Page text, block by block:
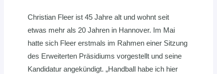
Christian Fleer ist 45 Jahre alt und wohnt seit
etwas mehr als 20 Jahren in Hannover. Im Mai
hatte sich Fleer erstmals im Rahmen einer Sitzung
des Erweiterten Präsidiums vorgestellt und seine
Kandidatur angekündigt. „Handball habe ich hier